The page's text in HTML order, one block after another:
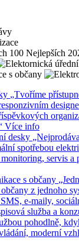
100 Nejlepších
„Tvoříme
Více info
desky
spotřebou
servis a
s občany
z jednoho
e-maily,
služba a
pohodlně,
moderní